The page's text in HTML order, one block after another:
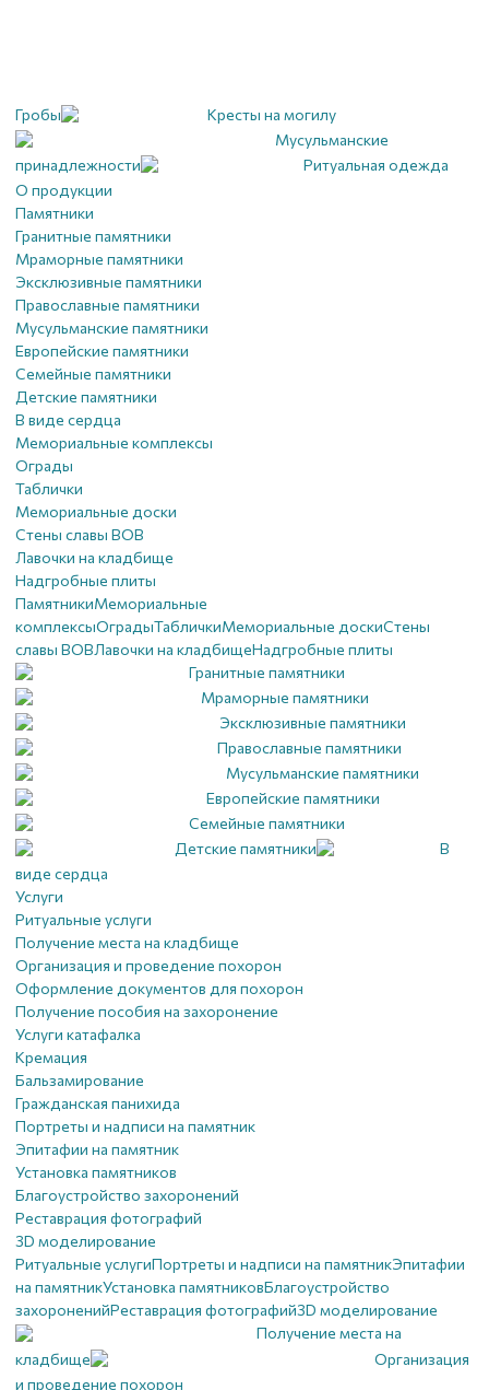
Гробы
Кресты на могилу
Мусульманские
принадлежности
Ритуальная одежда
О продукции
Памятники
Гранитные памятники
Мраморные памятники
Эксклюзивные памятники
Православные памятники
Мусульманские памятники
Европейские памятники
Семейные памятники
Детские памятники
В виде сердца
Мемориальные комплексы
Ограды
Таблички
Мемориальные доски
Стены славы ВОВ
Лавочки на кладбище
Надгробные плиты
ПамятникиМемориальные
комплексыОградыТабличкиМемориальные доскиСтены
славы ВОВЛавочки на кладбищеНадгробные плиты
Гранитные памятники
Мраморные памятники
Эксклюзивные памятники
Православные памятники
Мусульманские памятники
Европейские памятники
Семейные памятники
Детские памятники
В
виде сердца
Услуги
Ритуальные услуги
Получение места на кладбище
Организация и проведение похорон
Оформление документов для похорон
Получение пособия на захоронение
Услуги катафалка
Кремация
Бальзамирование
Гражданская панихида
Портреты и надписи на памятник
Эпитафии на памятник
Установка памятников
Благоустройство захоронений
Реставрация фотографий
3D моделирование
Ритуальные услугиПортреты и надписи на памятникЭпитафии
на памятникУстановка памятниковБлагоустройство
захороненийРеставрация фотографий3D моделирование
Получение места на
кладбище
Организация
и проведение похорон